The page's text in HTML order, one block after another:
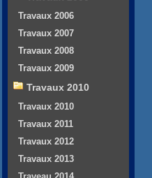
Travaux 2006
Travaux 2007
Travaux 2008
Travaux 2009
Travaux 2010
Travaux 2010
Travaux 2011
Travaux 2012
Travaux 2013